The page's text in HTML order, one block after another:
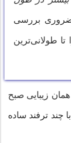
بررسی
تا طولانی‌ترین
زیبایی صبح
چند ترفند ساده